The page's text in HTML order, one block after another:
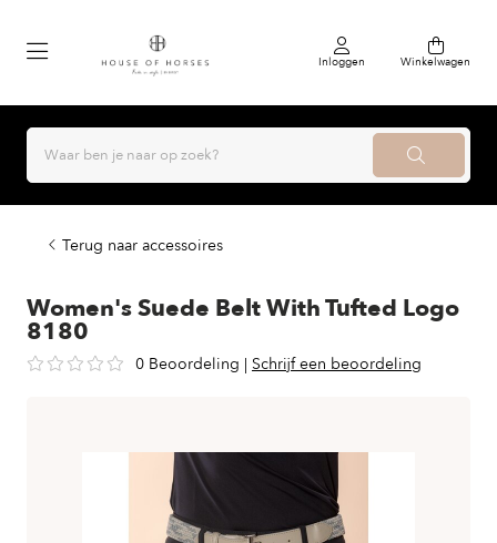
Inloggen Winkelwagen
Terug naar accessoires
Women's Suede Belt With Tufted Logo
8180
0 Beoordeling | Schrijf een beoordeling